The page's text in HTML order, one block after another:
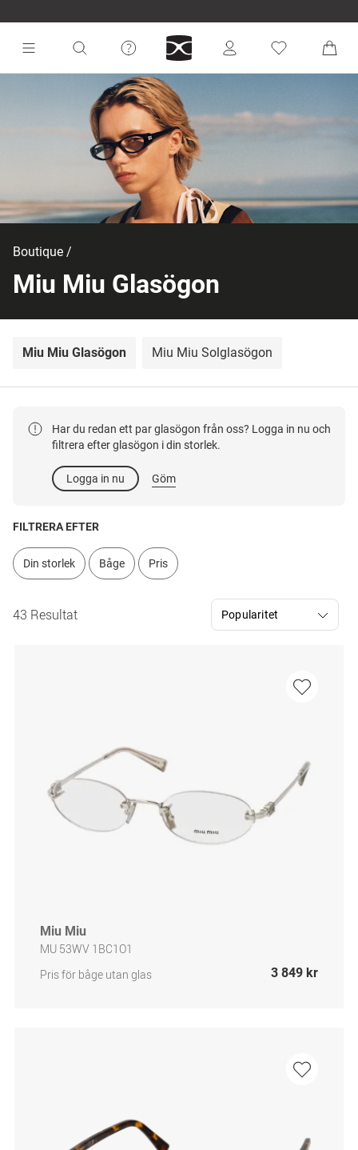
Boutique
Miu Miu Glasögon
Miu Miu Glasögon Miu Miu Solglasögon
Har du redan ett par glasögon från oss? Logga in nu och
filtrera efter glasögon i din storlek.
Logga in nu Göm
FILTRERA EFTER
Din storlek Båge Pris
43 Resultat
Miu Miu
MU 53WV 1BC1O1
Pris för båge utan glas
3 849 kr